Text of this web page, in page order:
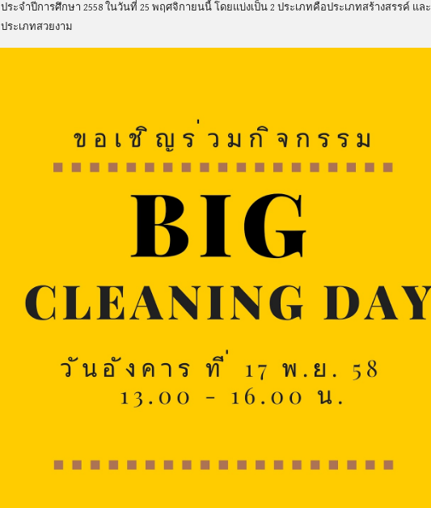
ประจำปีการศึกษา 2558 ในวันที่ 25 พฤศจิกายนนี้ โดยแบ่งเป็น 2 ประเภทคือประเภทสร้างสรรค์ และ
ประเภทสวยงาม